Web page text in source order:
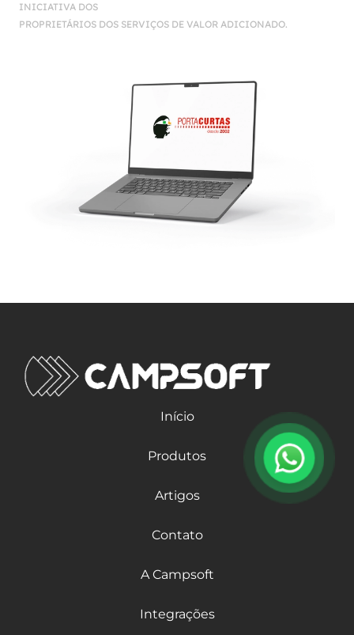
INICIATIVA DOS
PROPRIETÁRIOS DOS SERVIÇOS DE VALOR ADICIONADO.
Início
Produtos
Artigos
Contato
A Campsoft
Integrações